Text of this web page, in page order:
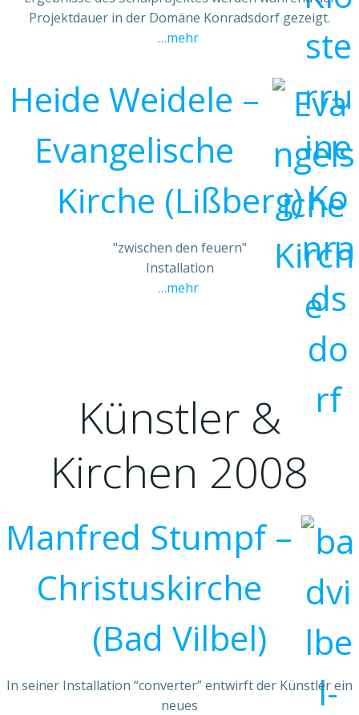
Projektdauer in der Domäne Konradsdorf gezeigt.
…mehr
Heide Weidele –
Evangelische
Kirche (Lißberg)
"zwischen den feuern"
Installation
…mehr
Künstler &
Kirchen 2008
Manfred Stumpf –
Christuskirche
(Bad Vilbel)
In seiner Installation “converter” entwirft der Künstler ein
neues